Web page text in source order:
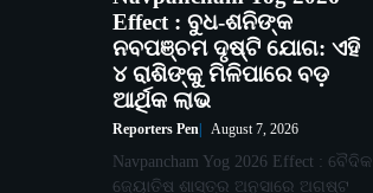
Effect : ବୁଧ-ଶନିଙ୍କ
ନବପଞ୍ଚମ ଦୃଷ୍ଟି ଯୋଗ: ଏହି
୪ ରାଶିଙ୍କୁ ମିଳିପାରେ ବଡ଼
ଆର୍ଥିକ ଲାଭ
Reporters Pen August 7, 2026
Navpancham Yog 2026 Effect : ବୈଦିକ
ଜ୍ୟୋତିଷ ଶାସ୍ତ୍ର ଅନୁସାରେ ଅଗଷ୍ଟ